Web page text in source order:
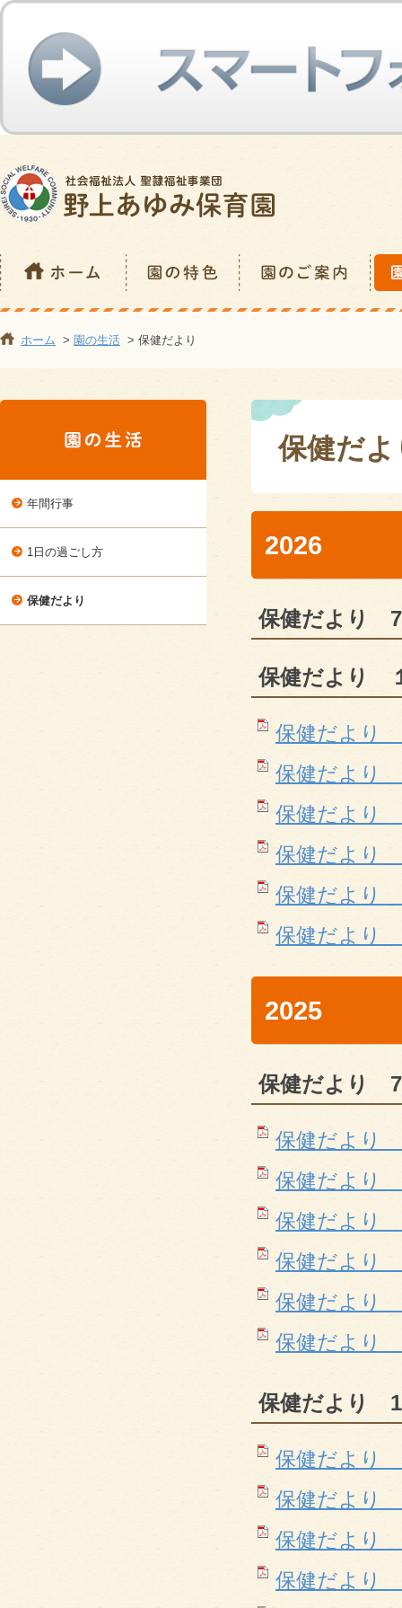
ホーム > 園の生活 > 保健だより
保健だよ
2026
保健だより 7
保健だより
保健だより
保健だより
保健だより
保健だより
保健だより
保健だより
2025
保健だより 7
保健だより
保健だより
保健だより
保健だより
保健だより
保健だより
保健だより 1
保健だより
保健だより
保健だより
保健だより
年間行事
1日の過ごし方
保健だより